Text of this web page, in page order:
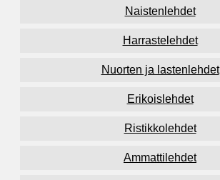
Naistenlehdet
Harrastelehdet
Nuorten ja lastenlehdet
Erikoislehdet
Ristikkolehdet
Ammattilehdet